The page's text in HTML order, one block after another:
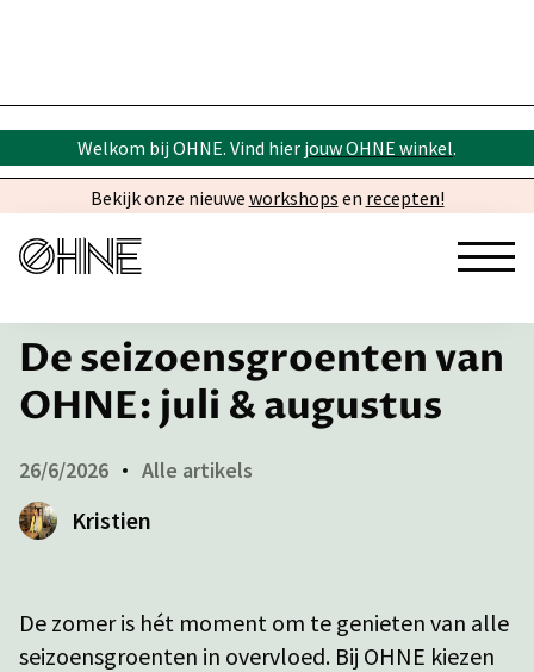
Welkom bij OHNE. Vind hier jouw OHNE winkel.
Bekijk onze nieuwe workshops en recepten!
← Inspiratie
De seizoensgroenten van
OHNE: juli & augustus
Kristien
26/6/2026 Alle artikels
De zomer is hét moment om te genieten van alle
seizoensgroenten in overvloed. Bij OHNE kiezen